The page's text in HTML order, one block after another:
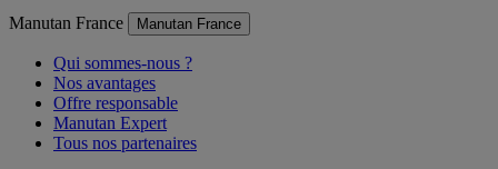
Manutan France Manutan France
Qui sommes-nous ?
Nos avantages
Offre responsable
Manutan Expert
Tous nos partenaires